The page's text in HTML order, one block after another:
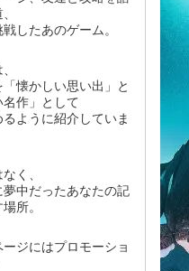
したあのゲーム。
懐かしい思い出」と
名作」として
ように紹介していま
く、
中だったあなたの記
所。
ジにはプロモーショ